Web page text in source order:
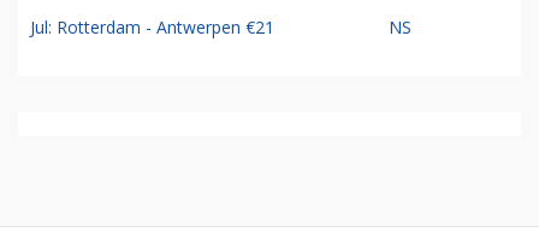
Jul: Rotterdam - Antwerpen €21 NS